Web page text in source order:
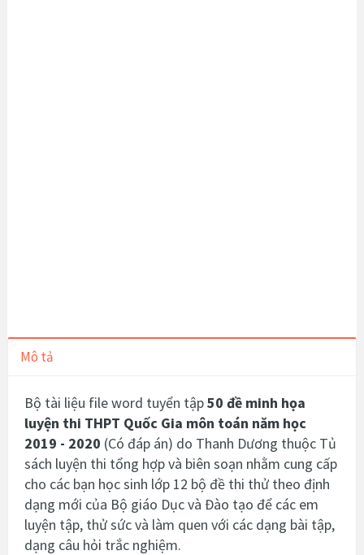
Mô tả
Bộ tài liệu file word tuyển tập50 đề minh họa
luyện thi THPT Quốc Gia môn toán năm học
2019 - 2020 (Có đáp án) do Thanh Dương thuộc Tủ
sách luyện thi tổng hợp và biên soạn nhằm cung cấp
cho các bạn học sinh lớp 12 bộ đề thi thử theo định
dạng mới của Bộ giáo Dục và Đào tạo để các em
luyện tập, thử sức và làm quen với các dạng bài tập,
dạng câu hỏi trắc nghiệm.